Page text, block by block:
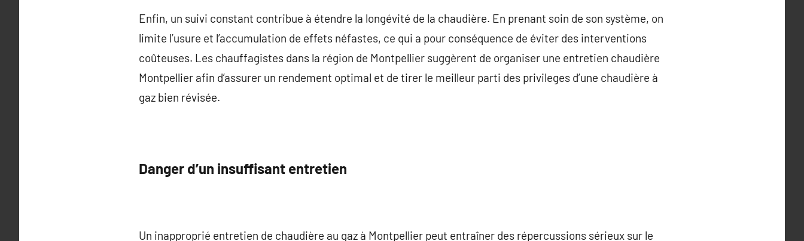
Enfin, un suivi constant contribue à étendre la longévité de la chaudière. En prenant soin de son système, on
limite l’usure et l’accumulation de effets néfastes, ce qui a pour conséquence de éviter des interventions
coûteuses. Les chauffagistes dans la région de Montpellier suggèrent de organiser une entretien chaudière
Montpellier afin d’assurer un rendement optimal et de tirer le meilleur parti des privileges d’une chaudière à
gaz bien révisée.
Danger d’un insuffisant entretien
Un inapproprié entretien de chaudière au gaz à Montpellier peut entraîner des répercussions sérieux sur le